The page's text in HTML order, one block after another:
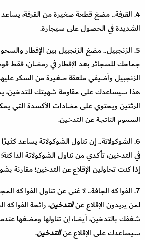
4. القرفة.. مضغ قطعة صغيرة من القرفة،
الشديدة في الحصول على سيجارة.
5. الزنجبيل.. مضغ الزنجبيل بين الإفطار
جماحك للسجائر بعد الإفطار في رمضان، فقط
الزنجبيل وأضيفي ملعقة صغيرة من السكر
هذا سيساعدك على مقاومة شهيتك للتدخين،
الرئتين ويحتوي على مضادات الأكسدة التي
السموم الناتجة عن التدخين.
6. الشوكولاتة.. إن تناول الشوكولاتة يساعد
في التدخين، تأكدي من تناول الشوكولاتة
إذا كنت تحاولين الإقلاع عن التدخين؛ مقارنةً
7. الفواكه الجافة.. لا غنى عن تناول الفواكه المجففة في
لمن يريدون الإقلاع عنالتدخين، رائحة
شغفك بالتدخين، أيضًا، إن تناولها ومضغها
سيساعدك على الإقلاع عنالتدخين.